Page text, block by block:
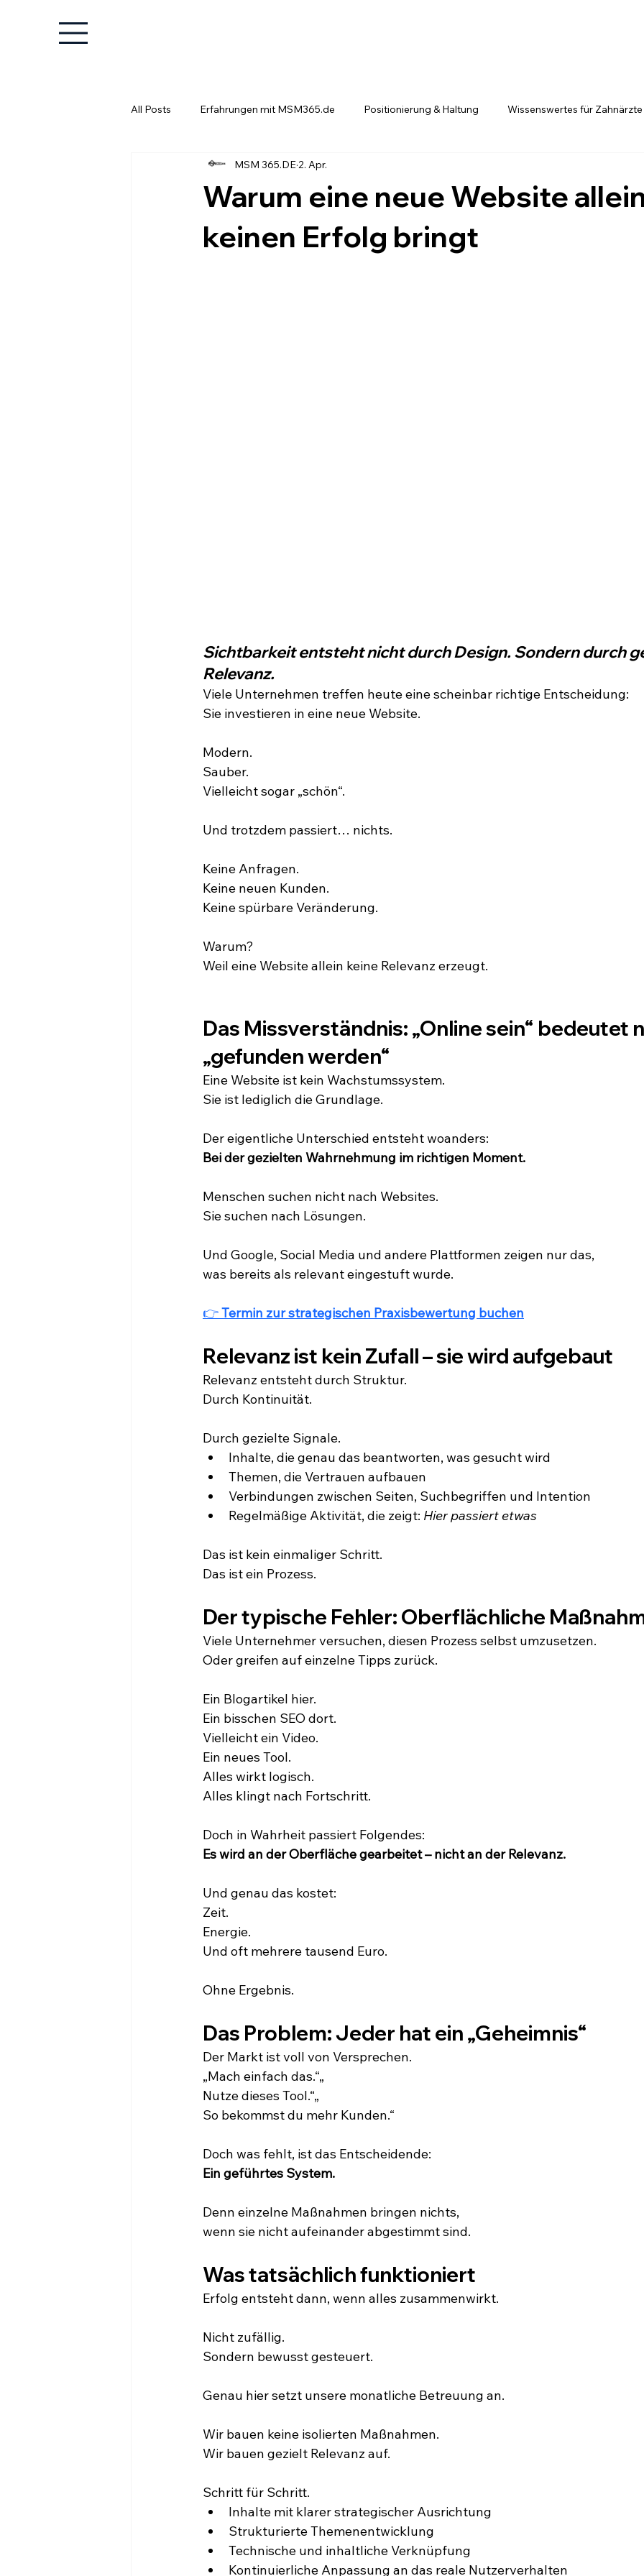
All Posts Erfahrungen mit MSM365.de Positionierung & Haltung Wissenswertes für Zahnärzte
Wissenswertes für Unternehmer
Warum eine neue Website
keinen Erfolg bringt
MSM 365.DE2. Apr.
Sichtbarkeit entsteht nicht durch Design. Sondern durch
Relevanz.
Viele Unternehmen treffen heute eine scheinbar richtige Entscheidung:
Sie investieren in eine neue Website.
Modern.
Sauber.
Vielleicht sogar „schön“.
Und trotzdem passiert… nichts.
Keine Anfragen.
Keine neuen Kunden.
Keine spürbare Veränderung.
Warum?
Weil eine Website allein keine Relevanz erzeugt.
Das Missverständnis: „Online sein“ bedeutet
„gefunden werden“
Eine Website ist kein Wachstumssystem.
Sie ist lediglich die Grundlage.
Der eigentliche Unterschied entsteht woanders:
Bei der gezielten Wahrnehmung im richtigen Moment.
Menschen suchen nicht nach Websites.
Sie suchen nach Lösungen.
Und Google, Social Media und andere Plattformen zeigen nur das,
was bereits als relevant eingestuft wurde.
👉 Termin zur strategischen Praxisbewertung buchen
Relevanz ist kein Zufall – sie wird aufgebaut
Relevanz entsteht durch Struktur.
Durch Kontinuität.
Durch gezielte Signale.
Inhalte, die genau das beantworten, was gesucht wird
Themen, die Vertrauen aufbauen
Verbindungen zwischen Seiten, Suchbegriffen und Intention
Regelmäßige Aktivität, die zeigt: Hier passiert etwas
Das ist kein einmaliger Schritt.
Das ist ein Prozess.
Der typische Fehler: Oberflächliche
Viele Unternehmer versuchen, diesen Prozess selbst umzusetzen.
Oder greifen auf einzelne Tipps zurück.
Ein Blogartikel hier.
Ein bisschen SEO dort.
Vielleicht ein Video.
Ein neues Tool.
Alles wirkt logisch.
Alles klingt nach Fortschritt.
Doch in Wahrheit passiert Folgendes:
Es wird an der Oberfläche gearbeitet – nicht an der Relevanz.
Und genau das kostet:
Zeit.
Energie.
Und oft mehrere tausend Euro.
Ohne Ergebnis.
Das Problem: Jeder hat ein „Geheimnis“
Der Markt ist voll von Versprechen.
„Mach einfach das.“„
Nutze dieses Tool.“„
So bekommst du mehr Kunden.“
Doch was fehlt, ist das Entscheidende:
Ein geführtes System.
Denn einzelne Maßnahmen bringen nichts,
wenn sie nicht aufeinander abgestimmt sind.
Was tatsächlich funktioniert
Erfolg entsteht dann, wenn alles zusammenwirkt.
Nicht zufällig.
Sondern bewusst gesteuert.
Genau hier setzt unsere monatliche Betreuung an.
Wir bauen keine isolierten Maßnahmen.
Wir bauen gezielt Relevanz auf.
Schritt für Schritt.
Inhalte mit klarer strategischer Ausrichtung
Strukturierte Themenentwicklung
Technische und inhaltliche Verknüpfung
Kontinuierliche Anpassung an das reale Nutzerverhalten